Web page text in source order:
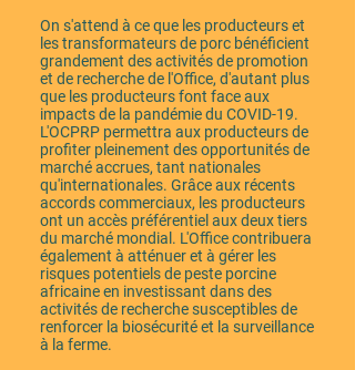
On s'attend à ce que les producteurs et
les transformateurs de porc bénéficient
grandement des activités de promotion
et de recherche de l'Office, d'autant plus
que les producteurs font face aux
impacts de la pandémie du COVID-19.
L'OCPRP permettra aux producteurs de
profiter pleinement des opportunités de
marché accrues, tant nationales
qu'internationales. Grâce aux récents
accords commerciaux, les producteurs
ont un accès préférentiel aux deux tiers
du marché mondial. L'Office contribuera
également à atténuer et à gérer les
risques potentiels de peste porcine
africaine en investissant dans des
activités de recherche susceptibles de
renforcer la biosécurité et la surveillance
à la ferme.